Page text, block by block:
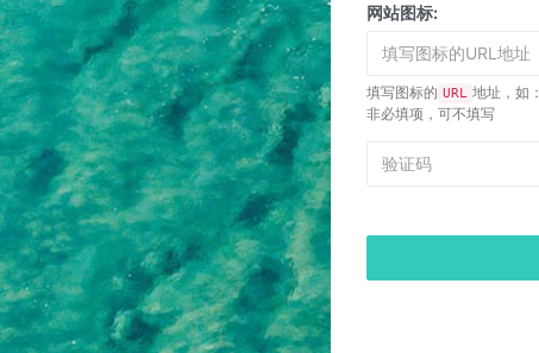
网站图标:
填写图标的 URL 地址，如：
非必填项，可不填写